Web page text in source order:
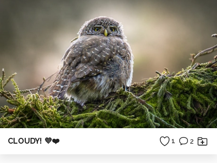
CLOUDY! 💜❤️ 1 2